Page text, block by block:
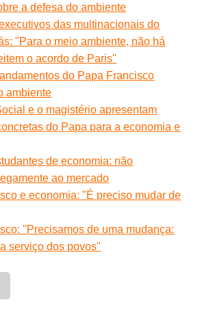
a defesa do ambiente
das multinacionais do
"Para o meio ambiente, não há
o acordo de Paris"
do Papa Francisco
ambiente
e o magistério apresentam
do Papa para a economia e
de economia: não
ao mercado
e economia: "É preciso mudar de
''Precisamos de uma mudança:
serviço dos povos''